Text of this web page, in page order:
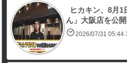
ヒカキン、8月1
ん」大阪店を公
2026/07/31 05:44